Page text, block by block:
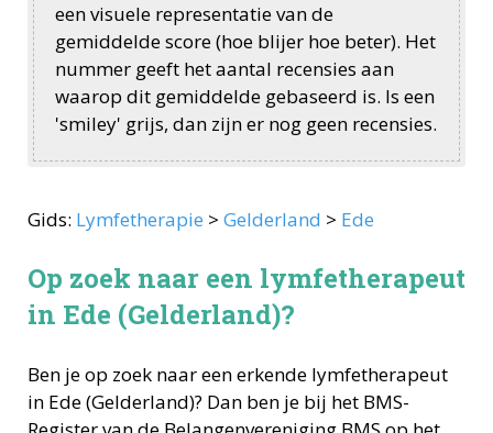
een visuele representatie van de
gemiddelde score (hoe blijer hoe beter). Het
nummer geeft het aantal recensies aan
waarop dit gemiddelde gebaseerd is. Is een
'smiley' grijs, dan zijn er nog geen recensies.
Gids: Lymfetherapie > Gelderland > Ede
Op zoek naar een lymfetherapeut
in Ede (Gelderland)?
Ben je op zoek naar een erkende lymfetherapeut
in Ede(Gelderland)? Dan ben je bij het BMS-